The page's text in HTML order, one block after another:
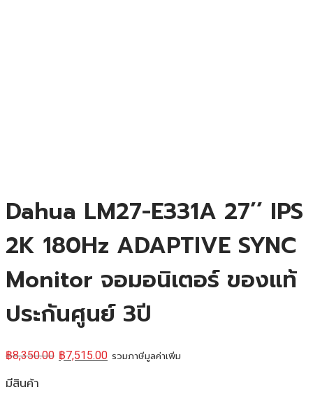
Dahua LM27-E331A 27’’ IPS
2K 180Hz ADAPTIVE SYNC
Monitor จอมอนิเตอร์ ของแท้
ประกันศูนย์ 3ปี
฿8,350.00 ฿7,515.00 รวมภาษีมูลค่าเพิ่ม
มีสินค้า